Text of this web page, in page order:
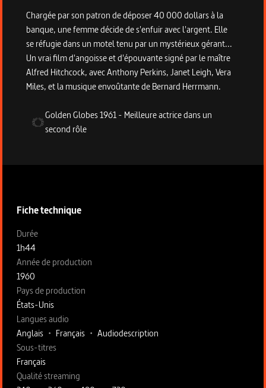
Chargée par son patron de déposer 40 000 dollars à la
banque, une femme décide de s'enfuir avec l'argent. Elle
se réfugie dans un motel tenu par un mystérieux gérant...
Un vrai film d'angoisse et d'épouvante signé par le maître
Alfred Hitchcock, avec Anthony Perkins, Janet Leigh, Vera
Miles, et la musique envoûtante de Bernard Herrmann.
Golden Globes1961- Meilleure actrice dans un
second rôle
Fiche technique
Fiche technique section gauche
Durée
1h44
Année de production
1960
Pays de production
États-Unis
Langues audio
Anglais • Français • Audiodescription
Sous-titres
Français
Qualité streaming